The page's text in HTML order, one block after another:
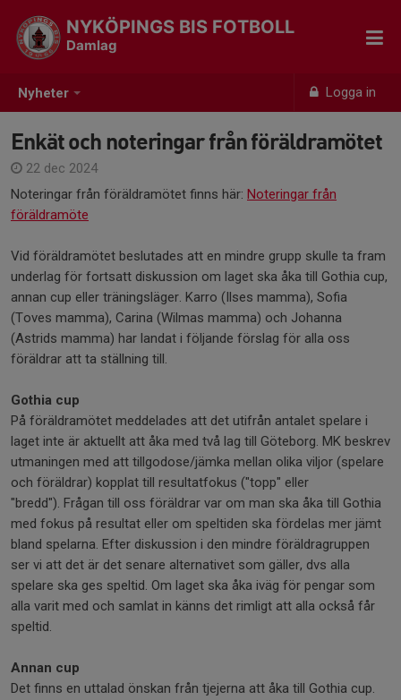
Nyheter Logga in
NYKÖPINGS BIS FOTBOLL
Damlag
Enkät och noteringar från föräldramötet
22 dec 2024
Noteringar från föräldramötet finns här: Noteringar från
föräldramöte
Vid föräldramötet beslutades att en mindre grupp skulle ta fram
underlag för fortsatt diskussion om laget ska åka till Gothia cup,
annan cup eller träningsläger. Karro (Ilses mamma), Sofia
(Toves mamma), Carina (Wilmas mamma) och Johanna
(Astrids mamma) har landat i följande förslag för alla oss
föräldrar att ta ställning till.
Gothia cup
På föräldramötet meddelades att det utifrån antalet spelare i
laget inte är aktuellt att åka med två lag till Göteborg. MK beskrev
utmaningen med att tillgodose/jämka mellan olika viljor (spelare
och föräldrar) kopplat till resultatfokus ("topp" eller
"bredd"). Frågan till oss föräldrar var om man ska åka till Gothia
med fokus på resultat eller om speltiden ska fördelas mer jämt
bland spelarna. Efter diskussion i den mindre föräldragruppen
ser vi att det är det senare alternativet som gäller, dvs alla
spelare ska ges speltid. Om laget ska åka iväg för pengar som
alla varit med och samlat in känns det rimligt att alla också får
speltid.
Annan cup
Det finns en uttalad önskan från tjejerna att åka till Gothia cup.